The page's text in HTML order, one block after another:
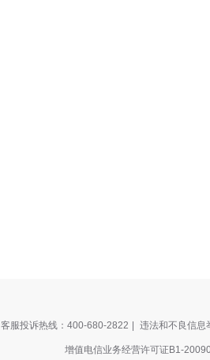
客服投诉热线：400-680-2822 违法和不良信息
增值电信业务经营许可证B1-